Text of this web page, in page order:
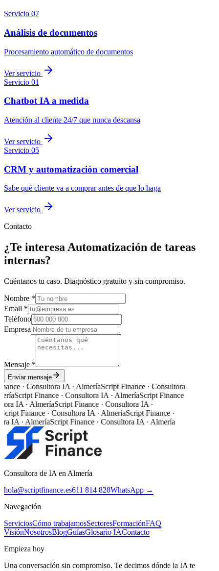
Servicio 07
Análisis de documentos
Procesamiento automático de documentos
Ver servicio
Servicio 01
Chatbot IA a medida
Atención al cliente 24/7 que nunca descansa
Ver servicio
Servicio 05
CRM y automatización comercial
Sabe qué cliente va a comprar antes de que lo haga
Ver servicio
Contacto
¿Te interesa Automatización de tareas
internas?
Cuéntanos tu caso. Diagnóstico gratuito y sin compromiso.
Nombre *
Email *
Teléfono
Empresa
Mensaje *
Enviar mensaje
· Consultora IA · AlmeríaScript Finance · Consultora
Script Finance · Consultora IA · AlmeríaScript Finance
IA · AlmeríaScript Finance · Consultora IA ·
Finance · Consultora IA · AlmeríaScript Finance ·
IA · AlmeríaScript Finance · Consultora IA · Almería
Consultora de IA en Almería
hola@scriptfinance.es611 814 828WhatsApp →
Navegación
ServiciosCómo trabajamosSectoresFormaciónFAQ
VisiónNosotrosBlogGuíasGlosario IAContacto
Empieza hoy
Una conversación sin compromiso. Te decimos dónde la IA te